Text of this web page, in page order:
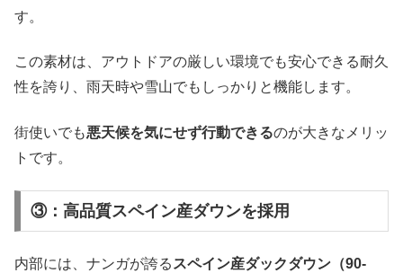
す。
この素材は、アウトドアの厳しい環境でも安心できる耐久
性を誇り、雨天時や雪山でもしっかりと機能します。
街使いでも悪天候を気にせず行動できるのが大きなメリッ
トです。
③：高品質スペイン産ダウンを採用
内部には、ナンガが誇る スペイン産ダックダウン（90-